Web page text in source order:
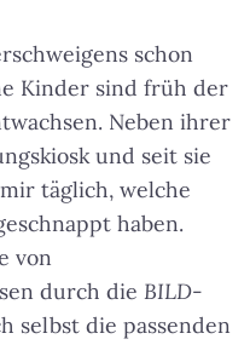
schon
Kinder sind früh der
Neben ihrer
und seit sie
täglich, welche
haben.
von
durch die BILD-
selbst die passenden